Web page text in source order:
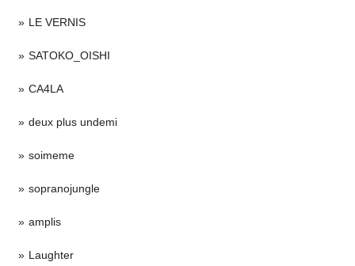
LE VERNIS
SATOKO_OISHI
CA4LA
deux plus undemi
soimeme
sopranojungle
amplis
Laughter